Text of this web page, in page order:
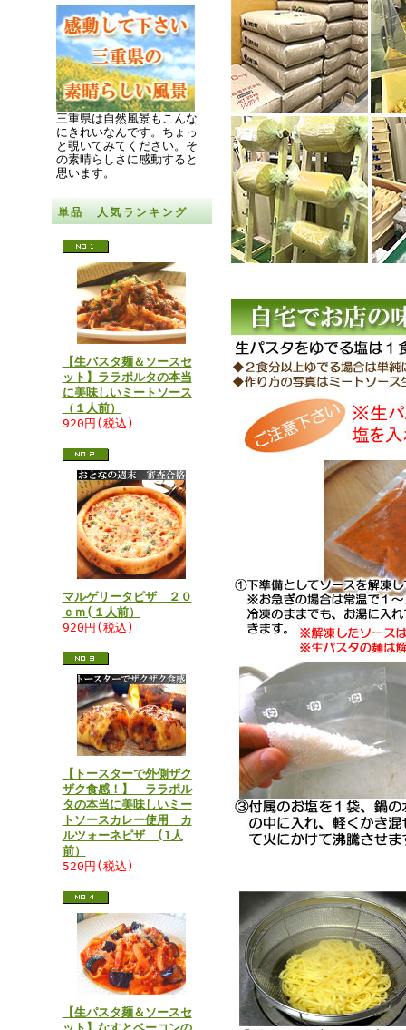
三重県は自然風景もこんな
にきれいなんです。 ちょっ
と覗いてみてください。 そ
の素晴らしさに感動すると
思います。
単品 人気ランキング
【生パスタ麺＆ソースセ
ット】ララポルタの本当
に美味しいミートソース
（１人前）
920円(税込)
マルゲリータピザ ２０
ｃｍ(１人前）
920円(税込)
【トースターで外側ザク
ザク食感！】 ララポル
タの本当に美味しいミー
トソースカレー使用 カ
ルツォーネピザ (1人
前）
520円(税込)
【生パスタ麺＆ソースセ